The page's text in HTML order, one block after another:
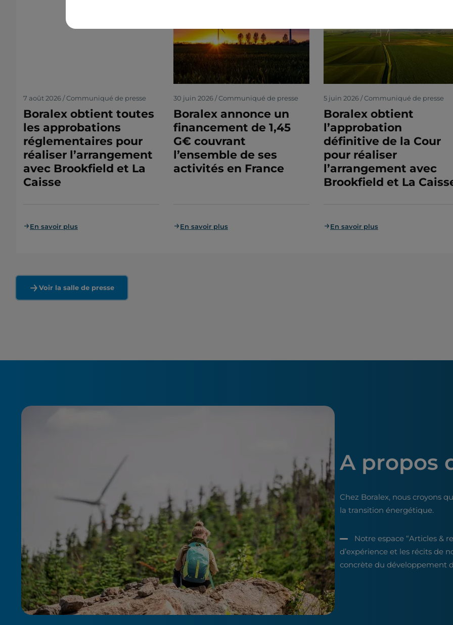
7 août 2026 / Communiqué de presse
Boralex obtient toutes
les approbations
réglementaires pour
réaliser l’arrangement
avec Brookfield et La
Caisse
En savoir plus
30 juin 2026 / Communiqué de presse
Boralex annonce un
financement de 1,45
G€ couvrant
l’ensemble de ses
activités en France
En savoir plus
5 juin 2026 / Communiqué de presse
Boralex obtient
l’approbation
définitive de la Cour
pour réaliser
l’arrangement avec
Brookfield et La
En savoir plus
Voir la salle de presse
A propos
Chez Boralex, nous croyons
la transition énergétique.
Notre espace “Articles &
d’expérience et les récits de
concrète du développement